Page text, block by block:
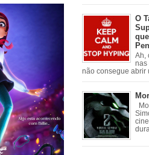
O
Ah,
nas
não consegue abrir